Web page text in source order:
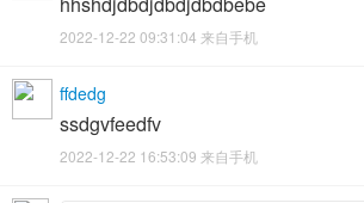
2022-12-22 09:31:04 来自手机
ffdedg
ssdgvfeedfv
2022-12-22 16:53:09 来自手机